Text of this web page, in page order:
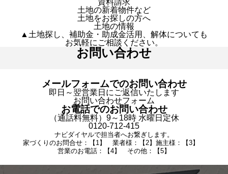
資料請求
土地の新着物件など
土地をお探しの方へ
土地の情報
▲土地探し、補助金・助成金活用、解体についても
お気軽にご相談ください。
お問い合わせ
メールフォームでのお問い合わせ
即日～翌営業日にご返信いたします
お問い合わせフォーム
お電話でのお問い合わせ
（通話料無料）9～18時 水曜日定休
0120-712-415
ナビダイヤルで担当者へお繋ぎします。
家づくりのお問合せ：【1】 業者様：【2】施主様：【3】
営業のお電話：【4】 その他：【5】